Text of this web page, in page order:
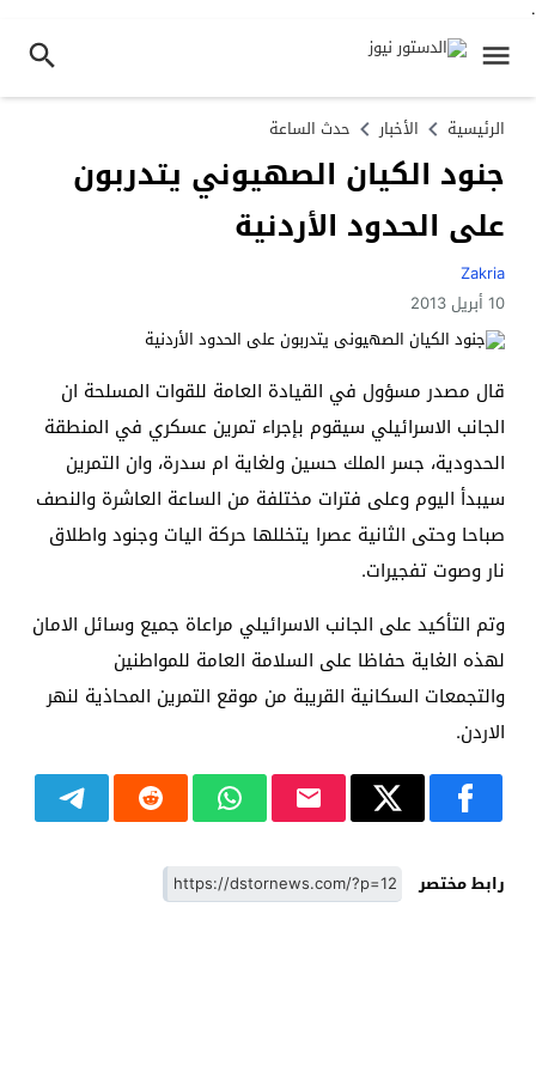
.
الرئيسية الأخبار حدث الساعة
جنود الكيان الصهيوني يتدربون
على الحدود الأردنية
Zakria
10 أبريل 2013
قال مصدر مسؤول في القيادة العامة للقوات المسلحة ان
الجانب الاسرائيلي سيقوم بإجراء تمرين عسكري في المنطقة
الحدودية، جسر الملك حسين ولغاية ام سدرة، وان التمرين
سيبدأ اليوم وعلى فترات مختلفة من الساعة العاشرة والنصف
صباحا وحتى الثانية عصرا يتخللها حركة اليات وجنود واطلاق
نار وصوت تفجيرات.
وتم التأكيد على الجانب الاسرائيلي مراعاة جميع وسائل الامان
لهذه الغاية حفاظا على السلامة العامة للمواطنين
والتجمعات السكانية القريبة من موقع التمرين المحاذية لنهر
الاردن.
رابط مختصر